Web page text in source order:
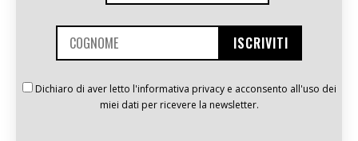
Dichiaro di aver letto l'informativa privacy e acconsento all'uso dei
miei dati per ricevere la newsletter.